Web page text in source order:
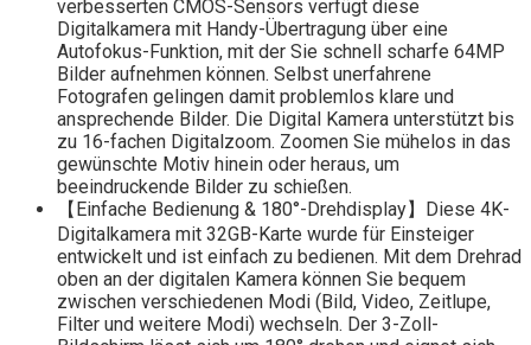
verbesserten CMOS-Sensors verfügt diese
Digitalkamera mit Handy-Übertragung über eine
Autofokus-Funktion, mit der Sie schnell scharfe 64MP
Bilder aufnehmen können. Selbst unerfahrene
Fotografen gelingen damit problemlos klare und
ansprechende Bilder. Die Digital Kamera unterstützt bis
zu 16-fachen Digitalzoom. Zoomen Sie mühelos in das
gewünschte Motiv hinein oder heraus, um
beeindruckende Bilder zu schießen.
【Einfache Bedienung & 180°-Drehdisplay】Diese 4K-
Digitalkamera mit 32GB-Karte wurde für Einsteiger
entwickelt und ist einfach zu bedienen. Mit dem Drehrad
oben an der digitalen Kamera können Sie bequem
zwischen verschiedenen Modi (Bild, Video, Zeitlupe,
Filter und weitere Modi) wechseln. Der 3-Zoll-